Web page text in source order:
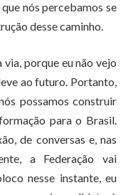
nós percebamos se
desse caminho.
porque eu não vejo
ao futuro. Portanto,
possamos construir
para o Brasil.
de conversas e, nas
a Federação vai
nesse instante, eu